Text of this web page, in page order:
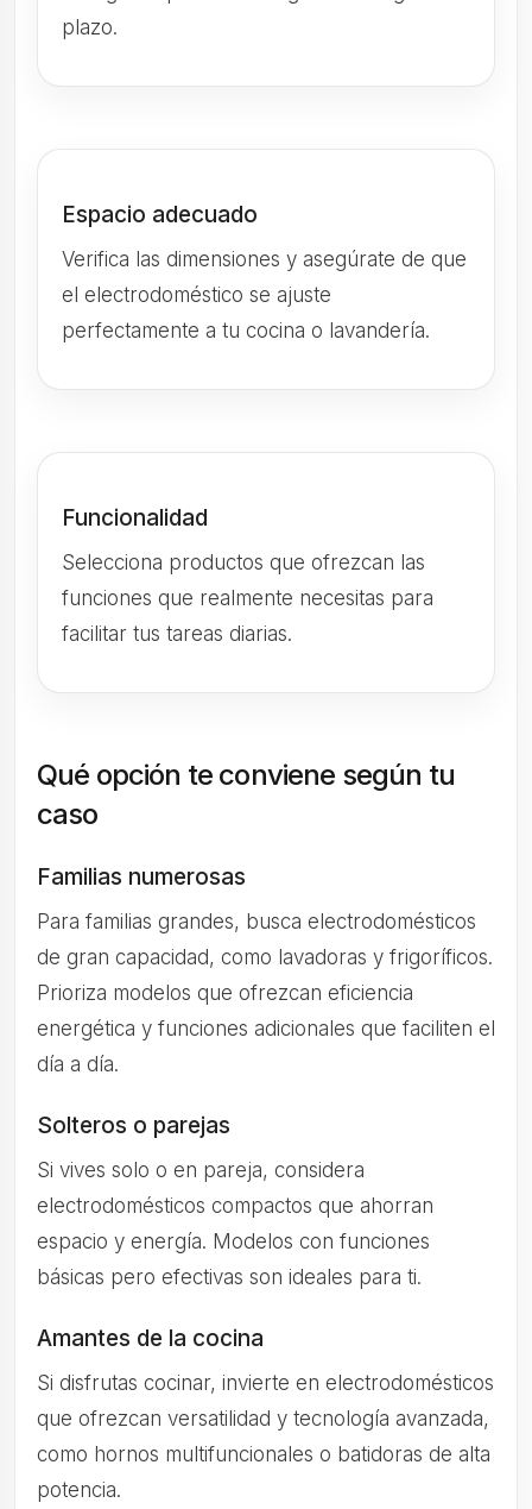
plazo.
Espacio adecuado
Verifica las dimensiones y asegúrate de que
el electrodoméstico se ajuste
perfectamente a tu cocina o lavandería.
Funcionalidad
Selecciona productos que ofrezcan las
funciones que realmente necesitas para
facilitar tus tareas diarias.
Qué opción te conviene según tu
caso
Familias numerosas
Para familias grandes, busca electrodomésticos
de gran capacidad, como lavadoras y frigoríficos.
Prioriza modelos que ofrezcan eficiencia
energética y funciones adicionales que faciliten el
día a día.
Solteros o parejas
Si vives solo o en pareja, considera
electrodomésticos compactos que ahorran
espacio y energía. Modelos con funciones
básicas pero efectivas son ideales para ti.
Amantes de la cocina
Si disfrutas cocinar, invierte en electrodomésticos
que ofrezcan versatilidad y tecnología avanzada,
como hornos multifuncionales o batidoras de alta
potencia.